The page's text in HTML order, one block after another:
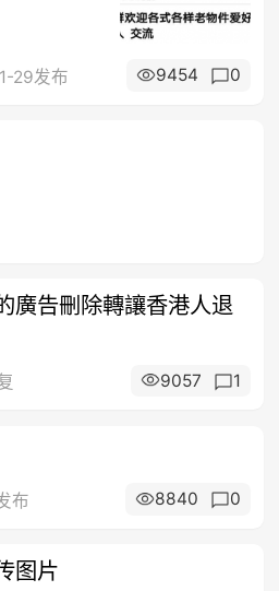
29发布 9454 0
廣告刪除轉讓香港人退
9057 1
布 8840 0
图片